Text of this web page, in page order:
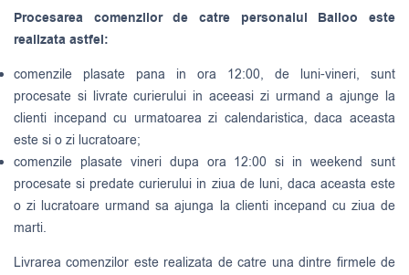
Procesarea comenzilor de catre personalul Balloo este
realizata astfel:
comenzile plasate pana in ora 12:00, de luni-vineri, sunt
procesate si livrate curierului in aceeasi zi urmand a ajunge la
clienti incepand cu urmatoarea zi calendaristica, daca aceasta
este si o zi lucratoare;
comenzile plasate vineri dupa ora 12:00 si in weekend sunt
procesate si predate curierului in ziua de luni, daca aceasta este
o zi lucratoare urmand sa ajunga la clienti incepand cu ziua de
marti.
Livrarea comenzilor este realizata de catre una dintre firmele de